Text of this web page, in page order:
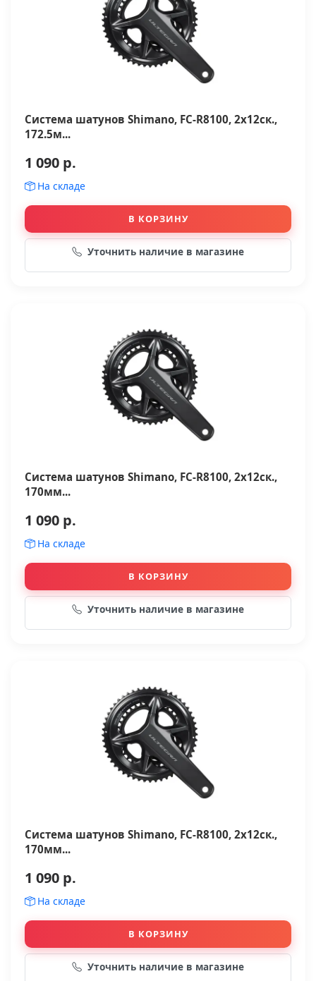
Система шатунов Shimano, FC-R8100, 2x12ск.,
172.5м...
1 090 р.
На складе
В КОРЗИНУ
Уточнить наличие в магазине
Система шатунов Shimano, FC-R8100, 2x12ск.,
170мм...
1 090 р.
На складе
В КОРЗИНУ
Уточнить наличие в магазине
Система шатунов Shimano, FC-R8100, 2x12ск.,
170мм...
1 090 р.
На складе
В КОРЗИНУ
Уточнить наличие в магазине